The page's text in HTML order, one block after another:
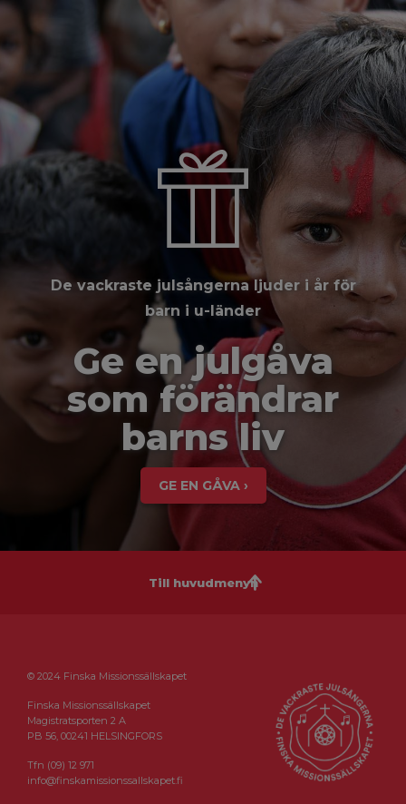
De vackraste julsångerna ljuder i år för
barn i u-länder
Ge en julgåva
som förändrar
barns liv
GE EN GÅVA ›
Till huvudmenyn
© 2024 Finska Missionssällskapet
Finska Missionssällskapet
Magistratsporten 2 A
PB 56, 00241 HELSINGFORS
Tfn (09) 12 971
info@finskamissionssallskapet.fi